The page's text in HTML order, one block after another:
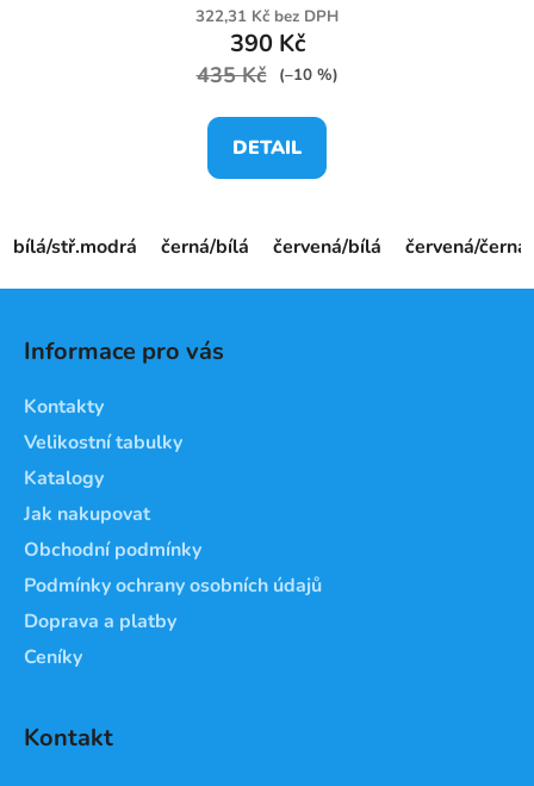
322,31 Kč bez DPH
390 Kč
435 Kč (–10 %)
DETAIL
bílá/stř.modrá černá/bílá červená/bílá červená/černá
Informace pro vás
Kontakty
Velikostní tabulky
Katalogy
Jak nakupovat
Obchodní podmínky
Podmínky ochrany osobních údajů
Doprava a platby
Ceníky
Kontakt